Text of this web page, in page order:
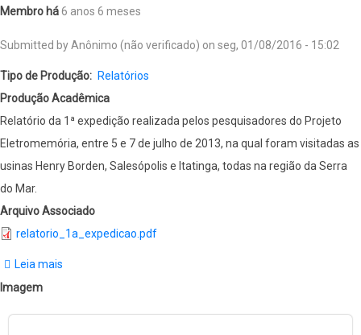
Membro há6 anos 6 meses
Submitted byAnônimo (não verificado) on seg, 01/08/2016 - 15:02
Tipo de Produção
Relatórios
Produção Acadêmica
Relatório da 1ª expedição realizada pelos pesquisadores do Projeto
Eletromemória, entre 5 e 7 de julho de 2013, na qual foram visitadas as
usinas Henry Borden, Salesópolis e Itatinga, todas na região da Serra
do Mar.
Arquivo Associado
relatorio_1a_expedicao.pdf
Leia mais
Imagem